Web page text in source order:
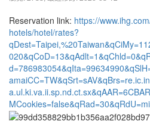
Reservation link: https://
hotels/hotel/rates?